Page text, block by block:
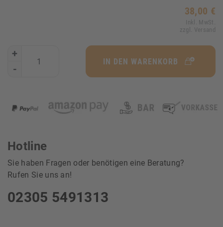
38,00 €
Inkl. MwSt.
zzgl. Versand
+
-
IN DEN WARENKORB
Hotline
Sie haben Fragen oder benötigen eine Beratung?
Rufen Sie uns an!
02305 5491313